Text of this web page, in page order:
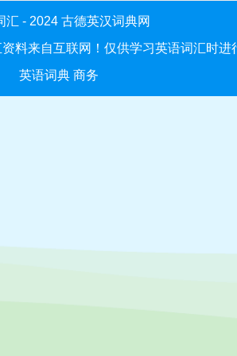
汇 - 2024 古德英汉词典网
料来自互联网！仅供学习英语词汇时进
英语词典 商务